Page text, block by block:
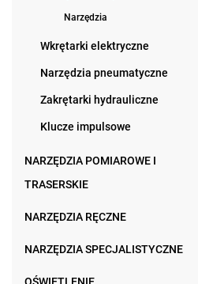
Narzędzia
Wkrętarki elektryczne
Narzędzia pneumatyczne
Zakrętarki hydrauliczne
Klucze impulsowe
NARZĘDZIA POMIAROWE I
TRASERSKIE
NARZĘDZIA RĘCZNE
NARZĘDZIA SPECJALISTYCZNE